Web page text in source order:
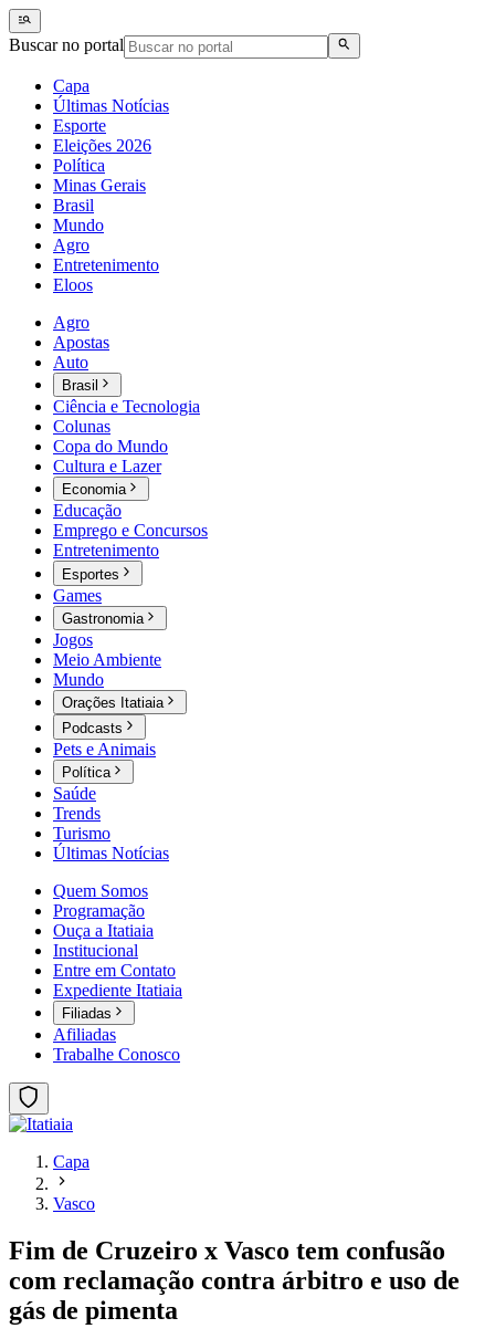
Buscar no portal
Capa
Últimas Notícias
Esporte
Eleições 2026
Política
Minas Gerais
Brasil
Mundo
Agro
Entretenimento
Eloos
Agro
Apostas
Auto
Brasil
Ciência e Tecnologia
Colunas
Copa do Mundo
Cultura e Lazer
Economia
Educação
Emprego e Concursos
Entretenimento
Esportes
Games
Gastronomia
Jogos
Meio Ambiente
Mundo
Orações Itatiaia
Podcasts
Pets e Animais
Política
Saúde
Trends
Turismo
Últimas Notícias
Quem Somos
Programação
Ouça a Itatiaia
Institucional
Entre em Contato
Expediente Itatiaia
Filiadas
Afiliadas
Trabalhe Conosco
Capa
Vasco
Fim de Cruzeiro x Vasco tem confusão
com reclamação contra árbitro e uso de
gás de pimenta